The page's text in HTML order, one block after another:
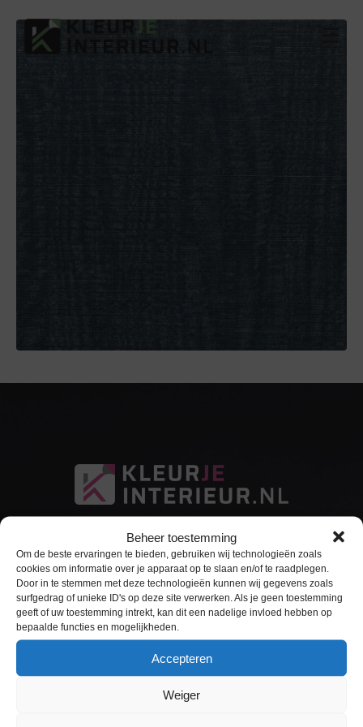
Beheer toestemming
Om de beste ervaringen te bieden, gebruiken wij technologieën zoals
cookies om informatie over je apparaat op te slaan en/of te raadplegen.
Door in te stemmen met deze technologieën kunnen wij gegevens zoals
surfgedrag of unieke ID's op deze site verwerken. Als je geen toestemming
geeft of uw toestemming intrekt, kan dit een nadelige invloed hebben op
bepaalde functies en mogelijkheden.
Accepteren
Weiger
Sitemap
Home
Interieurfolie